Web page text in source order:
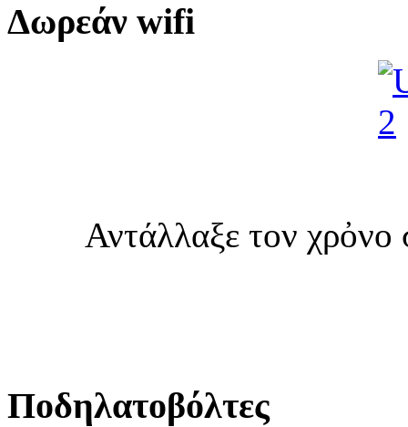
Δωρεάν wifi
Αντάλλαξε τον
Ποδηλατοβόλτες